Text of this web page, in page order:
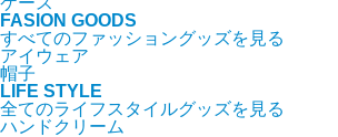
FASION GOODS
すべてのファッショングッズを見る
アイウェア
帽子
LIFE STYLE
全てのライフスタイルグッズを見る
ハンドクリーム